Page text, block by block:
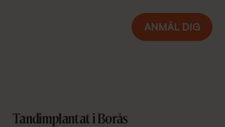
Tandimplantat i Borås